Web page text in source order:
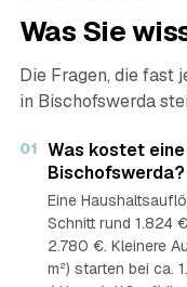
Was Sie
Die Fragen, die fast
in Bischofswerda
01 Was kostet
Bischofswerda?
Eine
Schnitt rund 1.824
2.780 €. Kleinere
m²) starten bei ca.